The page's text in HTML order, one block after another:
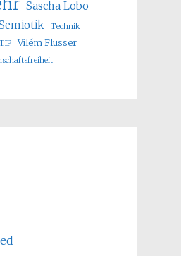
Sascha Lobo
Technik
Vilém Flusser